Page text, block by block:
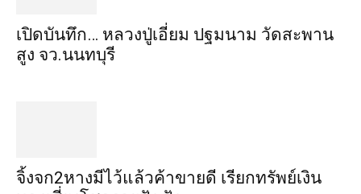
เปิดบันทึก… หลวงปู่เอี่ยม ​ปฐม​นาม​ วัดสะพาน
สูง​ จว.นนทบุรี
จิ้งจก​2​หาง​มีไว้แล้ว​ค้าขาย​ดี​ เรียก​ทรัพย์เงิน